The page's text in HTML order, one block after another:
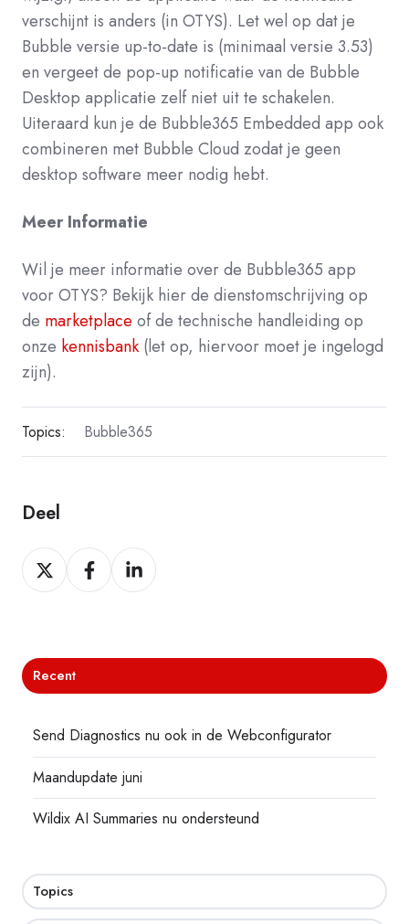
verschijnt is anders (in OTYS). Let wel op dat je
Bubble versie up-to-date is (minimaal versie 3.53)
en vergeet de pop-up notificatie van de Bubble
Desktop applicatie zelf niet uit te schakelen.
Uiteraard kun je de Bubble365 Embedded app ook
combineren met Bubble Cloud zodat je geen
desktop software meer nodig hebt.
Meer Informatie
Wil je meer informatie over de Bubble365 app
voor OTYS? Bekijk hier de dienstomschrijving op
de marketplace of de technische handleiding op
onze kennisbank (let op, hiervoor moet je ingelogd
zijn).
Topics: Bubble365
Deel
Deel Deel Deel
Recent
Send Diagnostics nu ook in de Webconfigurator
Maandupdate juni
Wildix AI Summaries nu ondersteund
Topics